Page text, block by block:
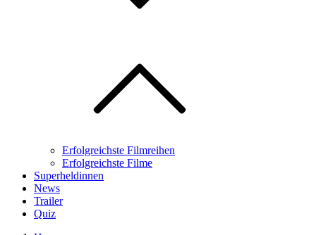
Erfolgreichste Filmreihen
Erfolgreichste Filme
Superheldinnen
News
Trailer
Quiz